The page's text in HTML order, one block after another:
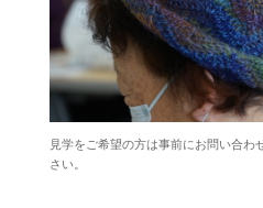
見学をご希望の方は事前にお問い合わ
さい。